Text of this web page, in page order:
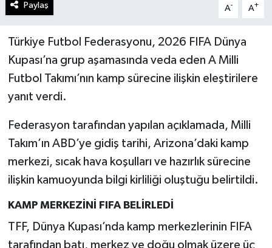
Paylaş A- A+
Türkiye Futbol Federasyonu, 2026 FIFA Dünya
Kupası’na grup aşamasında veda eden A Milli
Futbol Takımı’nın kamp sürecine ilişkin eleştirilere
yanıt verdi.
Federasyon tarafından yapılan açıklamada, Milli
Takım’ın ABD’ye gidiş tarihi, Arizona’daki kamp
merkezi, sıcak hava koşulları ve hazırlık sürecine
ilişkin kamuoyunda bilgi kirliliği oluştuğu belirtildi.
KAMP MERKEZİNİ FIFA BELİRLEDİ
TFF, Dünya Kupası’nda kamp merkezlerinin FIFA
tarafından batı, merkez ve doğu olmak üzere üç